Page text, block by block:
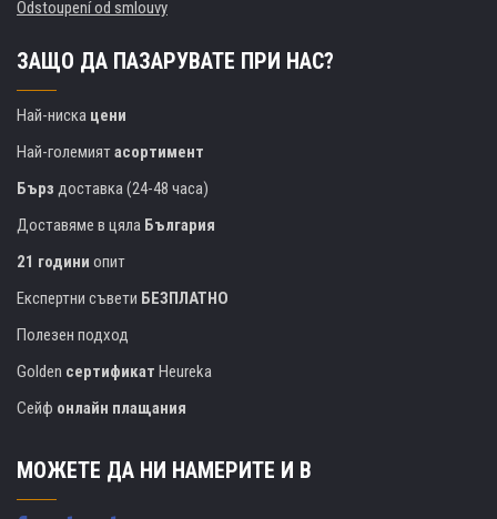
Odstoupení od smlouvy
ЗАЩО ДА ПАЗАРУВАТЕ ПРИ НАС?
Най-ниска цени
Най-големиятасортимент
Бърз доставка (24-48 часа)
Доставяме в цяла България
21 години опит
Експертни съвети БЕЗПЛАТНО
Полезен подход
Golden сертификат Heureka
Сейф онлайн плащания
МОЖЕТЕ ДА НИ НАМЕРИТЕ И В